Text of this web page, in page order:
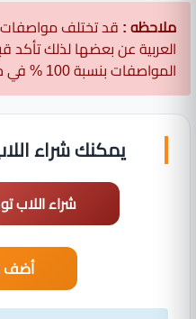
ملاحظه : قد تختلف مواصفات
العربية عن بعضها لذلك
المواصفات بنسبة 100 % في حالة وجود اخطاء اتصل بنا.
يمكنك شراء
شراء اللاب
أضف